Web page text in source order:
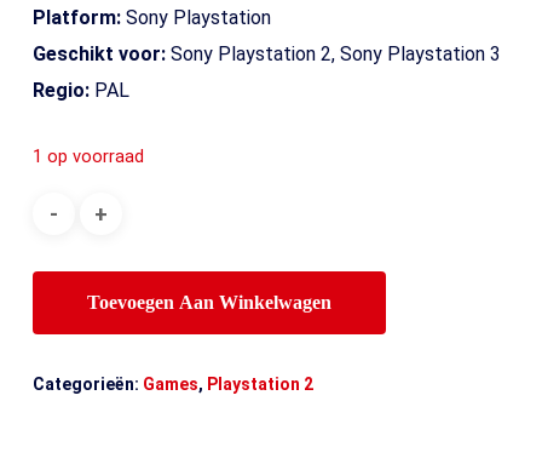
Platform:Sony Playstation
Geschikt voor:Sony Playstation 2, Sony Playstation 3
Regio:PAL
1 op voorraad
Toevoegen Aan Winkelwagen
Categorieën: Games, Playstation 2